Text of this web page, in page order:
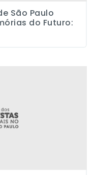
São Paulo
do Futuro: